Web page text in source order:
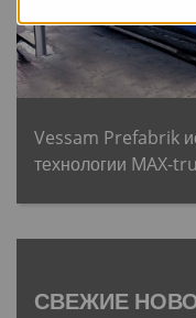
Vessam Prefabrik
технологии MAX-
СВЕЖИЕ